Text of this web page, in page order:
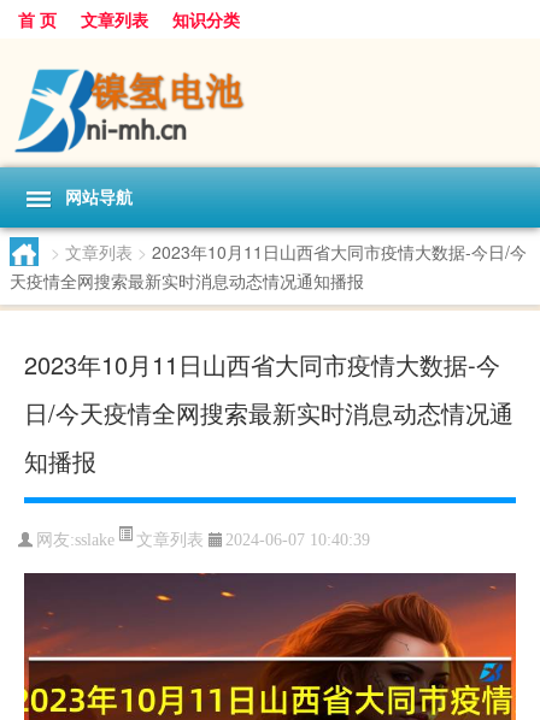
首 页 文章列表 知识分类
网站导航
> 文章列表 > 2023年10月11日山西省大同市疫情大数据-今日/今
天疫情全网搜索最新实时消息动态情况通知播报
2023年10月11日山西省大同市疫情大数据-今
日/今天疫情全网搜索最新实时消息动态情况通
知播报
网友:sslake 文章列表 2024-06-07 10:40:39